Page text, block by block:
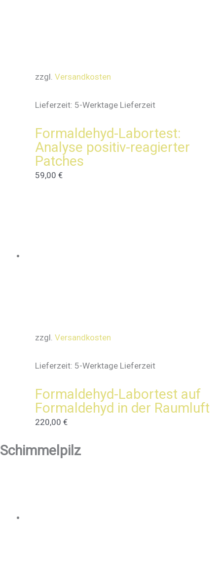
zzgl. Versandkosten
Lieferzeit: 5-Werktage Lieferzeit
Formaldehyd-Labortest:
Analyse positiv-reagierter
Patches
59,00 €
zzgl. Versandkosten
Lieferzeit: 5-Werktage Lieferzeit
Formaldehyd-Labortest auf
Formaldehyd in der Raumluft
220,00 €
Schimmelpilz